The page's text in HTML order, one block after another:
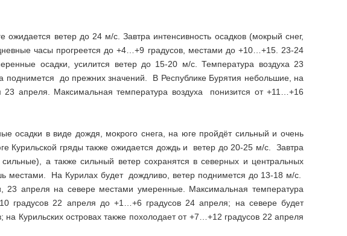
ветер до 24 м/с. Завтра интенсивность осадков (мокрый снег,
часы прогреется до +4…+9 градусов, местами до +10…+15. 23-24
осадки, усилится ветер до 15-20 м/с. Температура воздуха 23
поднимется до прежних значений. В Республике Бурятия небольшие, на
апреля. Максимальная температура воздуха понизится от +11…+16
осадки в виде дождя, мокрого снега, на юге пройдёт сильный и очень
Курильской гряды также ожидается дождь и ветер до 20-25 м/с. Завтра
а также сильный ветер сохранятся в северных и центральных
местами. На Курилах будет дождливо, ветер поднимется до 13-18 м/с.
23 апреля на севере местами умеренные. Максимальная температура
градусов 22 апреля до +1…+6 градусов 24 апреля; на севере будет
Курильских островах также похолодает от +7…+12 градусов 22 апреля